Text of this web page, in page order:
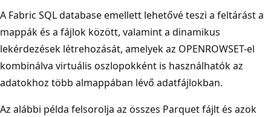
A Fabric SQL database emellett lehetővé teszi a feltárást a
mappák és a fájlok között, valamint a dinamikus
lekérdezések létrehozását, amelyek az OPENROWSET-el
kombinálva virtuális oszlopokként is használhatók az
adatokhoz több almappában lévő adatfájlokban.
Az alábbi példa felsorolja az összes Parquet fájlt és azok